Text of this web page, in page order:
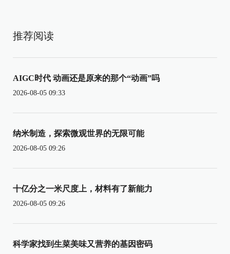
推荐阅读
AIGC时代 动画还是原来的那个“动画”吗
2026-08-05 09:33
纳米制造，探索微观世界的无限可能
2026-08-05 09:26
十亿分之一米尺度上，材料有了新能力
2026-08-05 09:26
科学家找到生菜美味又营养的基因密码